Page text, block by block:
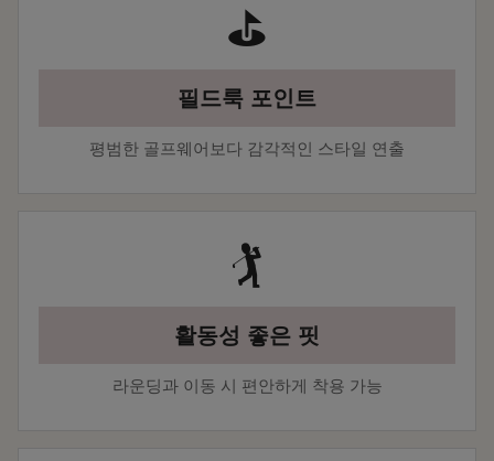
⛳
필드룩 포인트
평범한 골프웨어보다 감각적인 스타일 연출
🏌️
활동성 좋은 핏
라운딩과 이동 시 편안하게 착용 가능